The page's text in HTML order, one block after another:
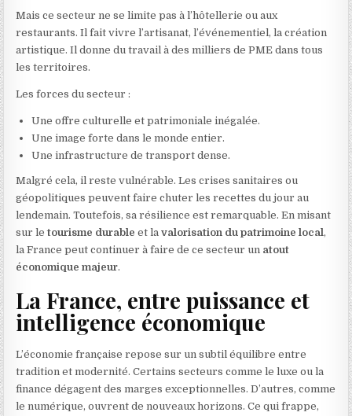
Mais ce secteur ne se limite pas à l’hôtellerie ou aux
restaurants. Il fait vivre l’artisanat, l’événementiel, la création
artistique. Il donne du travail à des milliers de PME dans tous
les territoires.
Les forces du secteur :
Une offre culturelle et patrimoniale inégalée.
Une image forte dans le monde entier.
Une infrastructure de transport dense.
Malgré cela, il reste vulnérable. Les crises sanitaires ou
géopolitiques peuvent faire chuter les recettes du jour au
lendemain. Toutefois, sa résilience est remarquable. En misant
sur letourisme durable et lavalorisation du patrimoine local ,
la France peut continuer à faire de ce secteur un atout
économique majeur.
La France, entre puissance et
intelligence économique
L’économie française repose sur un subtil équilibre entre
tradition et modernité. Certains secteurs comme le luxe ou la
finance dégagent des marges exceptionnelles. D’autres, comme
le numérique, ouvrent de nouveaux horizons. Ce qui frappe,